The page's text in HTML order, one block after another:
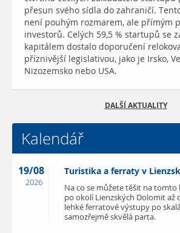
přesun svého sídla do zahraničí.
není pouhým rozmarem, ale přímým
investorů. Celých 59,5 % startupů se
kapitálem dostalo doporučení
příznivější legislativou, jako je Irsko,
Nizozemsko nebo USA.
DALŠÍ AKTUALITY
Kalendář
19/08
2026
Turistika a ferraty v
Na co se můžete těšit na tomto
po okolí Lienzských Dolomit až
lehké ferratové výstupy po
samozřejmě skvělá parta.